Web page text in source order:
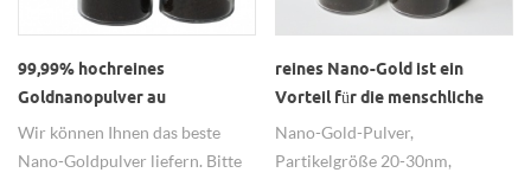
99,99% hochreines
Goldnanopulver au
Nanopartikeln zum
Beschichten
Wir können Ihnen das beste
Nano-Goldpulver liefern. Bitte
reines Nano-Gold ist ein
Vorteil für die menschliche
Gesundheit, Nano-Gold-
Pulver zum Verkauf
Nano-Gold-Pulver,
Partikelgröße 20-30nm,